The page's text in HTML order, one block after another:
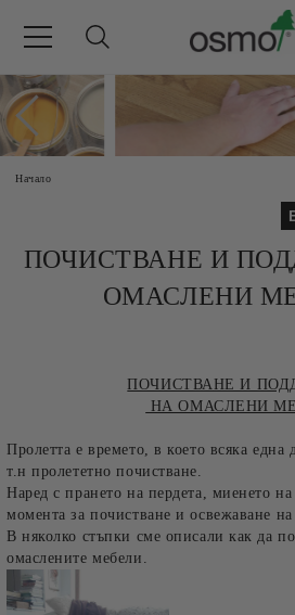
Начало
ПОЧИСТВАНЕ И
ОМАСЛЕНИ
ПОЧИСТВАНЕ И
НА ОМАСЛЕНИ
Пролетта е времето, в което всяка
т.н пролететно почистване.
Наред с прането на пердета, миенето
момента за почистване и освежаване
В няколко стъпки сме описали как да
омаслените мебели.